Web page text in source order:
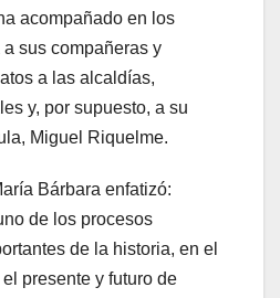
acompañado en los
sus compañeras y
a las alcaldías,
y, por supuesto, a su
Miguel Riquelme.
Bárbara enfatizó:
de los procesos
de la historia, en el
presente y futuro de